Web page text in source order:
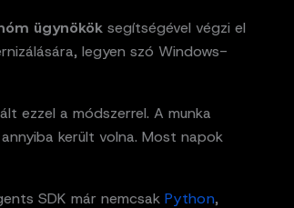
ügynökök segítségével végzi el
legyen szó Windows-
ezzel a módszerrel. A munka
került volna. Most napok
SDK már nemcsak Python,